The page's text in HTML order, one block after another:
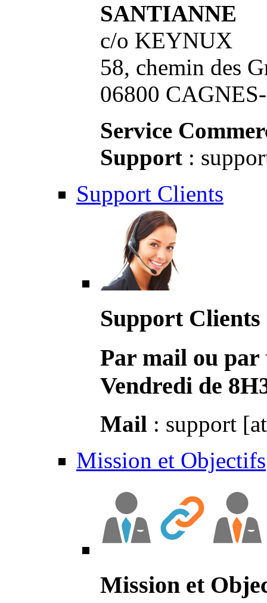
SANTIANNE
c/o KEYNUX
58, chemin des
06800
Service
Support :
Support Clients
Support Clients
Par mail ou par
Vendredi de
Mail : support
Mission et Objectifs
Mission et